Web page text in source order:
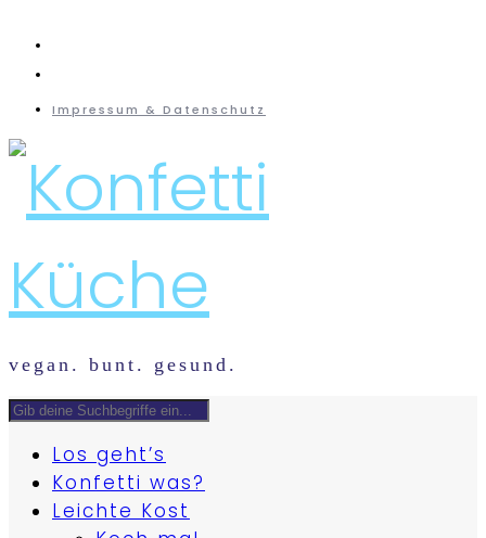
Impressum & Datenschutz
vegan. bunt. gesund.
Los geht’s
Konfetti was?
Leichte Kost